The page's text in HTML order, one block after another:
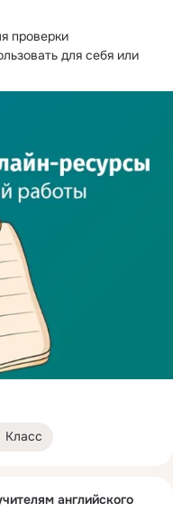
проверки
для себя или
Класс
английского